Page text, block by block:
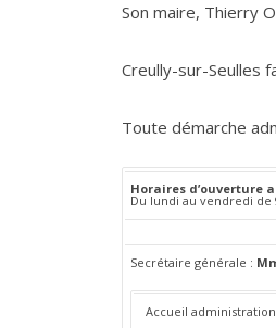
Son maire, Thierry
Creully-sur-Seulles
Toute démarche
Horaires d’ouverture
Du lundi au vendredi de
Secrétaire générale :
Accueil